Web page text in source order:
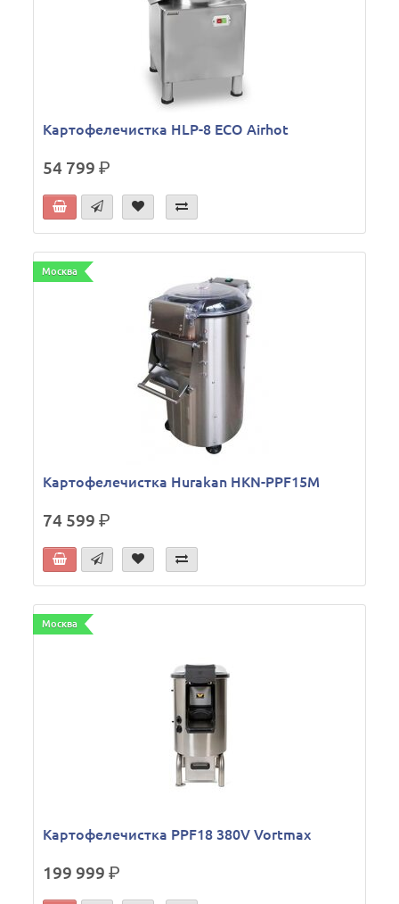
Картофелечистка HLP-8 ECO Airhot
54 799р.
Москва
Картофелечистка Hurakan HKN-PPF15M
74 599р.
Москва
Картофелечистка PPF18 380V Vortmax
199 999р.